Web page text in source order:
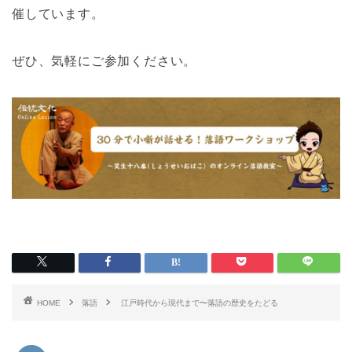
催しています。
ぜひ、気軽にご参加ください。
HOME 落語 江戸時代から現代まで〜落語の歴史をたどる